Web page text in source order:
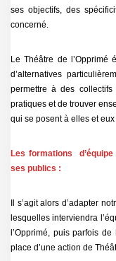
ses objectifs, des
concerné.
Le Théâtre de l’Opprimé
d’alternatives
permettre à des
pratiques et de trouver
qui se posent à elles et
Les formations
ses publics :
Il s’agit alors d’adapter
lesquelles interviendra
l’Opprimé, puis parfois
place d’une action de